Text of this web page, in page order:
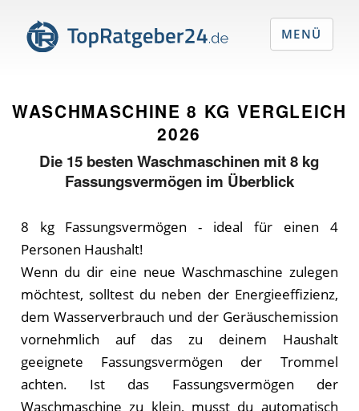
WASCHMASCHINE 8 KG VERGLEICH
2026
Die 15 besten Waschmaschinen mit 8 kg
Fassungsvermögen im Überblick
8 kg Fassungsvermögen - ideal für einen 4
Personen Haushalt!
Wenn du dir eine neue Waschmaschine zulegen
möchtest, solltest du neben der Energieeffizienz,
dem Wasserverbrauch und der Geräuschemission
vornehmlich auf das zu deinem Haushalt
geeignete Fassungsvermögen der Trommel
achten. Ist das Fassungsvermögen der
Waschmaschine zu klein, musst du automatisch
MENÜ